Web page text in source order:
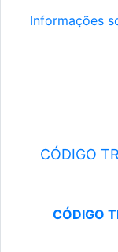
Informações
CÓDIGO
CÓDIGO